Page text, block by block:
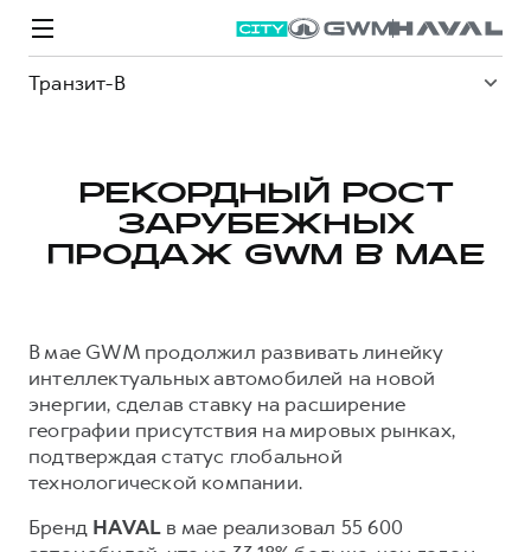
Транзит-В
Модели
от 2 049 000 ₽ от 2 049 000 ₽
Покупателям
Автомобили в наличии
Конфигуратор HAVAL
Аксессуары HAVAL
Каталоги и прайс-листы
Программа «HAVAL Защита+»
Владельцам
Все о сервисе
Запись на сервис
Моторное масло
Стоимость ТО
Спецпредложения
Покупателям
Владельцам
О дилере
О бренде
Новости
О GWM
ИНФОРМАЦИЯ О ДИЛЕРЕ
РЕКОРДНЫЙ РОСТ
ЗАРУБЕЖНЫХ
ПРОДАЖ GWM В МАЕ
В мае GWM продолжил развивать линейку
интеллектуальных автомобилей на новой
энергии, сделав ставку на расширение
географии присутствия на мировых рынках,
подтверждая статус глобальной
технологической компании.
Бренд HAVAL в мае реализовал 55 600